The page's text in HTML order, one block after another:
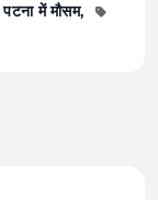
पटना में मौसम